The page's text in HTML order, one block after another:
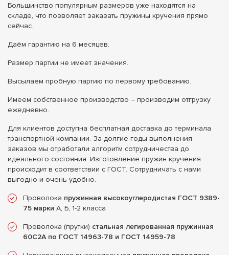
Большинство популярным размеров уже находятся на
складе, что позволяет заказать пружины кручения прямо
сейчас.
Даём гарантию на 6 месяцев.
Размер партии не имеет значения.
Высылаем пробную партию по первому требованию.
Имеем собственное производство – производим отгрузку
ежедневно.
Для клиентов доступна бесплатная доставка до терминала
транспортной компании. За долгие годы выполнения
заказов мы отработали алгоритм сотрудничества до
идеального состояния. Изготовление пружин кручения
происходит в соответствии с ГОСТ. Сотрудничать с нами
выгодно и очень удобно.
Проволока пружинная высокоуглеродистая ГОСТ 9389-
75 марки А, Б, 1-2 класса
Проволока (прутки) стальная легированная пружинная
60С2А по ГОСТ 14963-78 и ГОСТ 14959-78